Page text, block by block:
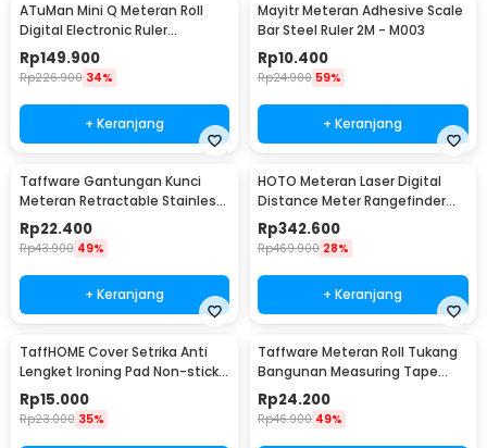
ATuMan Mini Q Meteran Roll
Digital Electronic Ruler
Precision 99.9 M - Mini Q
Rp149.900
Rp226.900 34%
+ Keranjang
Mayitr Meteran Adhesive Scale
Bar Steel Ruler 2M - M003
Rp10.400
Rp24.900 59%
+ Keranjang
Taffware Gantungan Kunci
Meteran Retractable Stainless
Steel 1M - R033
Rp22.400
Rp43.900 49%
+ Keranjang
HOTO Meteran Laser Digital
Distance Meter Rangefinder
Portable 30M - SW-HT30
Rp342.600
Rp469.900 28%
+ Keranjang
TaffHOME Cover Setrika Anti
Lengket Ironing Pad Non-stick -
0400
Rp15.000
Rp23.000 35%
Taffware Meteran Roll Tukang
Bangunan Measuring Tape
Auto Lock 7.5M - SD75M
Rp24.200
Rp46.900 49%